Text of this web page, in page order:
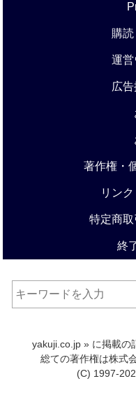
購
運営
広
著作権・
リン
特定商
終
yakuji.co.jp » に掲載の
総ての著作権は株式
(C) 1997-